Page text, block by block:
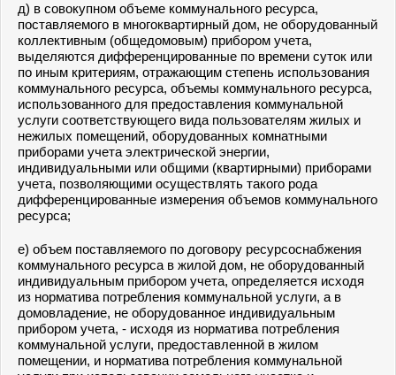
д) в совокупном объеме коммунального ресурса,
поставляемого в многоквартирный дом, не оборудованный
коллективным (общедомовым) прибором учета,
выделяются дифференцированные по времени суток или
по иным критериям, отражающим степень использования
коммунального ресурса, объемы коммунального ресурса,
использованного для предоставления коммунальной
услуги соответствующего вида пользователям жилых и
нежилых помещений, оборудованных комнатными
приборами учета электрической энергии,
индивидуальными или общими (квартирными) приборами
учета, позволяющими осуществлять такого рода
дифференцированные измерения объемов коммунального
ресурса;
е) объем поставляемого по договору ресурсоснабжения
коммунального ресурса в жилой дом, не оборудованный
индивидуальным прибором учета, определяется исходя
из норматива потребления коммунальной услуги, а в
домовладение, не оборудованное индивидуальным
прибором учета, - исходя из норматива потребления
коммунальной услуги, предоставленной в жилом
помещении, и норматива потребления коммунальной